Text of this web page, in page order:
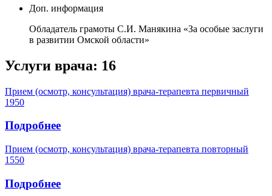
Доп. информация
Обладатель грамоты С.И. Манякина «За особые заслуги
в развитии Омской области»
Услуги врача: 16
Прием (осмотр, консультация) врача-терапевта первичный
1950
Подробнее
Прием (осмотр, консультация) врача-терапевта повторный
1550
Подробнее